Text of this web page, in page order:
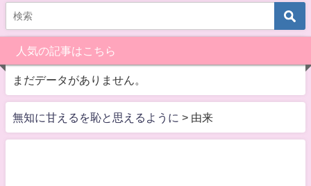
人気の記事はこちら
まだデータがありません。
無知に甘えるを恥と思えるように > 由来